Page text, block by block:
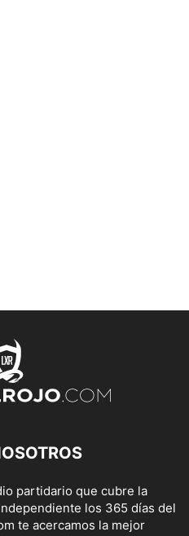
partidario que cubre la
los 365 días del
te acercamos la mejor